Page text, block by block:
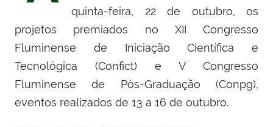
quinta-feira, 22 de outubro, os
projetos premiados no XII Congresso
Fluminense de Iniciação Científica e
Tecnológica (Confict) e V Congresso
Fluminense de Pós-Graduação (Conpg),
eventos realizados de 13 a 16 de outubro.